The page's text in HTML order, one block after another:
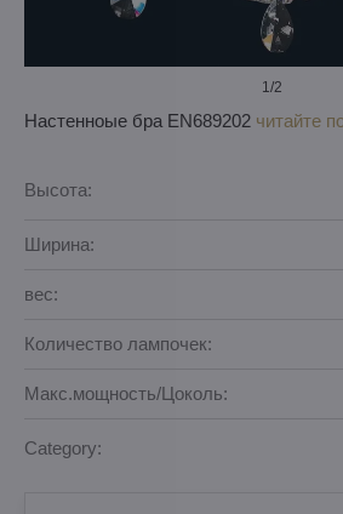
1 /2
Настенноыe бра EN689202 читайте
Высота:
Ширина:
вес:
Количество лампочек:
Макс.мощность/Цоколь:
Category: